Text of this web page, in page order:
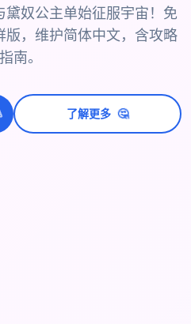
奴公主单始征服宇宙！免
版，维护简体中文，含攻略
指南。
了解更多 🤔